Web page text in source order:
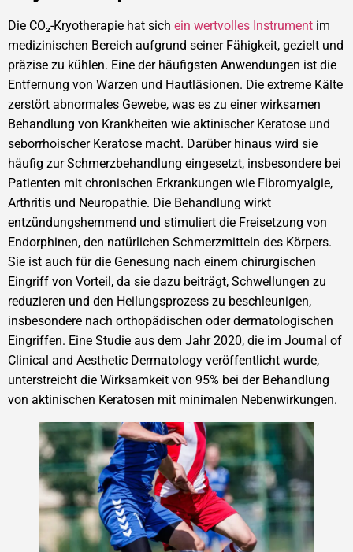
Die CO₂-Kryotherapie hat sich ein wertvolles Instrument im
medizinischen Bereich aufgrund seiner Fähigkeit, gezielt und
präzise zu kühlen. Eine der häufigsten Anwendungen ist die
Entfernung von Warzen und Hautläsionen. Die extreme Kälte
zerstört abnormales Gewebe, was es zu einer wirksamen
Behandlung von Krankheiten wie aktinischer Keratose und
seborrhoischer Keratose macht. Darüber hinaus wird sie
häufig zur Schmerzbehandlung eingesetzt, insbesondere bei
Patienten mit chronischen Erkrankungen wie Fibromyalgie,
Arthritis und Neuropathie. Die Behandlung wirkt
entzündungshemmend und stimuliert die Freisetzung von
Endorphinen, den natürlichen Schmerzmitteln des Körpers.
Sie ist auch für die Genesung nach einem chirurgischen
Eingriff von Vorteil, da sie dazu beiträgt, Schwellungen zu
reduzieren und den Heilungsprozess zu beschleunigen,
insbesondere nach orthopädischen oder dermatologischen
Eingriffen. Eine Studie aus dem Jahr 2020, die im Journal of
Clinical and Aesthetic Dermatology veröffentlicht wurde,
unterstreicht die Wirksamkeit von 95% bei der Behandlung
von aktinischen Keratosen mit minimalen Nebenwirkungen.